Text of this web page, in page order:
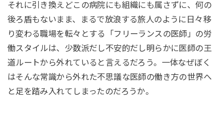
それに引き換えどこの病院にも組織にも属さずに、何の
後ろ盾もないまま、まるで放浪する旅人のように日々移
り変わる職場を転々とする「フリーランスの医師」の労
働スタイルは、少数派だし不安的だし明らかに医師の王
道ルートから外れていると言えるだろう。一体なぜぼく
はそんな常識から外れた不思議な医師の働き方の世界へ
と足を踏み入れてしまったのだろうか。